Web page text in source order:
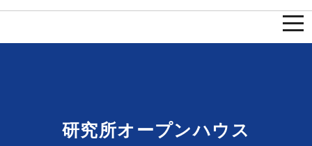
研究所オープンハウス